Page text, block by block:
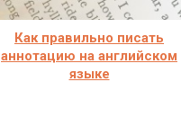
Как правильно писать
аннотацию на английском
языке